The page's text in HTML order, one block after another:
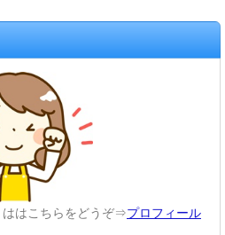
ははこちらをどうぞ⇒プロフィール